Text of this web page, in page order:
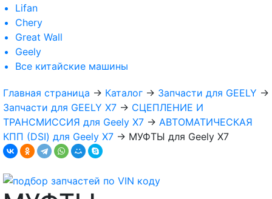
Lifan
Chery
Great Wall
Geely
Все китайские машины
Главная страница → Каталог → Запчасти для GEELY →
Запчасти для GEELY X7 → СЦЕПЛЕНИЕ И
ТРАНСМИССИЯ для Geely X7 → АВТОМАТИЧЕСКАЯ
КПП (DSI) для Geely X7 → МУФТЫ для Geely X7